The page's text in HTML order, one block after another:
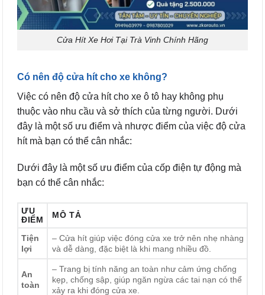
Cửa Hít Xe Hơi Tại Trà Vinh Chính Hãng
Có nên độ cửa hít cho xe không?
Việc có nên độ cửa hít cho xe ô tô hay không phụ
thuộc vào nhu cầu và sở thích của từng người. Dưới
đây là một số ưu điểm và nhược điểm của việc độ cửa
hít mà bạn có thể cân nhắc:
Dưới đây là một số ưu điểm của cốp điện tự động mà
bạn có thể cân nhắc:
ƯU
ĐIỂM
MÔ TẢ
Tiện
lợi
– Cửa hít giúp việc đóng cửa xe trở nên nhẹ nhàng
và dễ dàng, đặc biệt là khi mang nhiều đồ.
An
toàn
– Trang bị tính năng an toàn như cảm ứng chống
kẹp, chống sập, giúp ngăn ngừa các tai nạn có thể
xảy ra khi đóng cửa xe.